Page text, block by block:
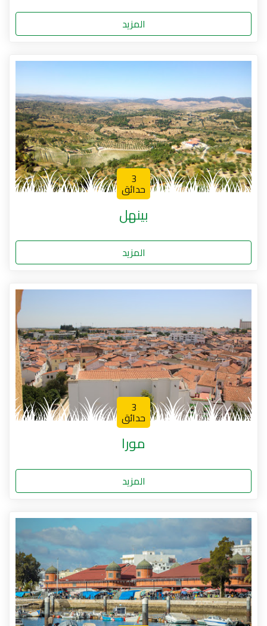
المزيد
3
حدائق
بينهل
المزيد
3
حدائق
مورا
المزيد